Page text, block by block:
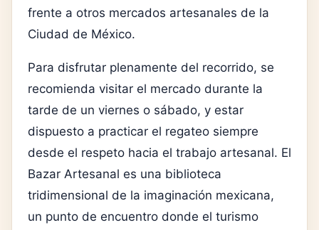
frente a otros mercados artesanales de la
Ciudad de México.
Para disfrutar plenamente del recorrido, se
recomienda visitar el mercado durante la
tarde de un viernes o sábado, y estar
dispuesto a practicar el regateo siempre
desde el respeto hacia el trabajo artesanal. El
Bazar Artesanal es una biblioteca
tridimensional de la imaginación mexicana,
un punto de encuentro donde el turismo